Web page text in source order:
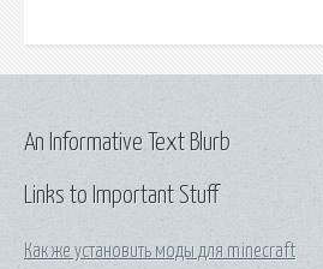
Links to Important Stuff
Как же установить моды для minecraft
An Informative Text Blurb